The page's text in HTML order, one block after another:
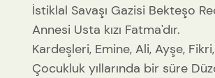
İstiklal Savaşı Gazisi Bekteşo
Annesi Usta kızı Fatma'dır.
Kardeşleri, Emine, Ali, Ayşe,
Çocukluk yıllarında bir süre